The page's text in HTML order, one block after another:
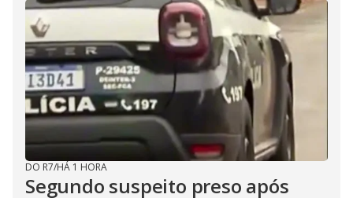
DO R7/HÁ 1 HORA
Segundo suspeito preso após